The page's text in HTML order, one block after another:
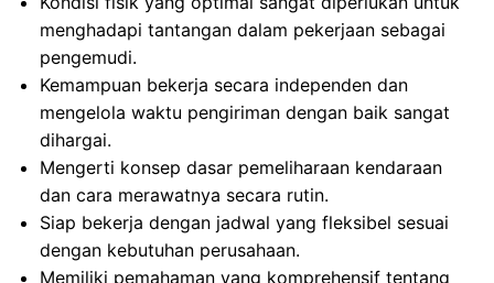
menghadapi tantangan dalam pekerjaan sebagai
pengemudi.
Kemampuan bekerja secara independen dan
mengelola waktu pengiriman dengan baik sangat
dihargai.
Mengerti konsep dasar pemeliharaan kendaraan
dan cara merawatnya secara rutin.
Siap bekerja dengan jadwal yang fleksibel sesuai
dengan kebutuhan perusahaan.
Memiliki pemahaman yang komprehensif tentang